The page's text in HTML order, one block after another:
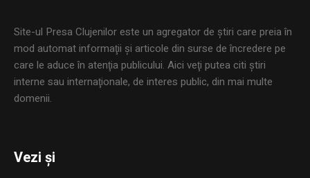
Site-ul Presa Clujenilor este un agregator de ştiri care preia în
mod automat informaţii şi articole din surse de încredere pe
care le aduce în atenţia publicului. Aici veţi putea citi ştiri
interne sau internaţionale, de interes public, din mai multe
domenii.
Vezi și